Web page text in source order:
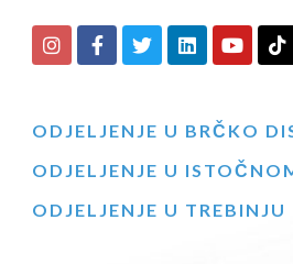
ODJELJENJE U BRČKO
ODJELJENJE U
ODJELJENJE U TREBINJU